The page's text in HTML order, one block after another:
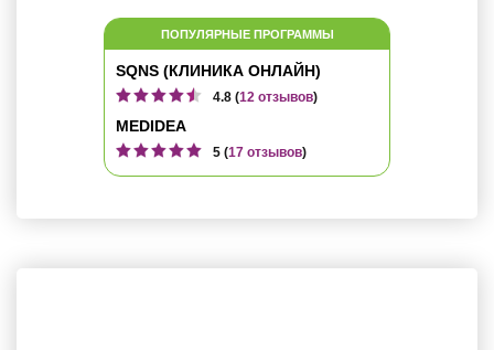
ПОПУЛЯРНЫЕ ПРОГРАММЫ
SQNS (КЛИНИКА ОНЛАЙН)
4.8 (12 отзывов)
MEDIDEA
5 (17 отзывов)